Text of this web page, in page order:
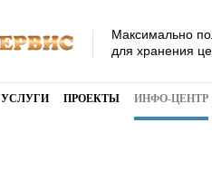
Максимально
для хранения
УСЛУГИ ПРОЕКТЫ ИНФО-ЦЕНТР